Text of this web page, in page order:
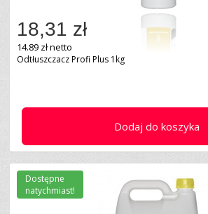
Dodaj do koszyka
18,31 zł
14.89 zł netto
Odtłuszczacz Profi Plus 1kg
Dostępne
natychmiast!